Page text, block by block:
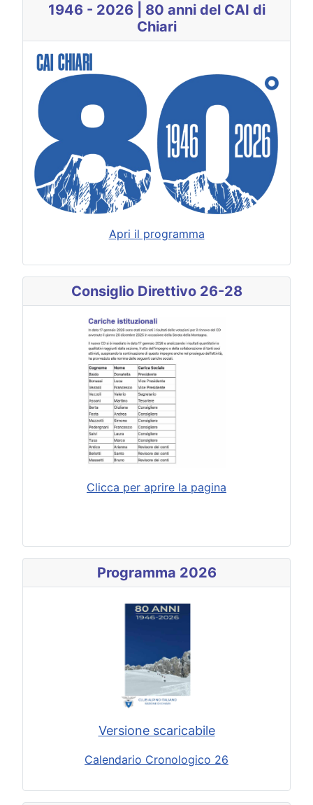
1946 - 2026 | 80 anni del CAI di
Chiari
Apri il programma
Consiglio Direttivo 26-28
Clicca per aprire la pagina
Programma 2026
Versione scaricabile
Calendario Cronologico 26